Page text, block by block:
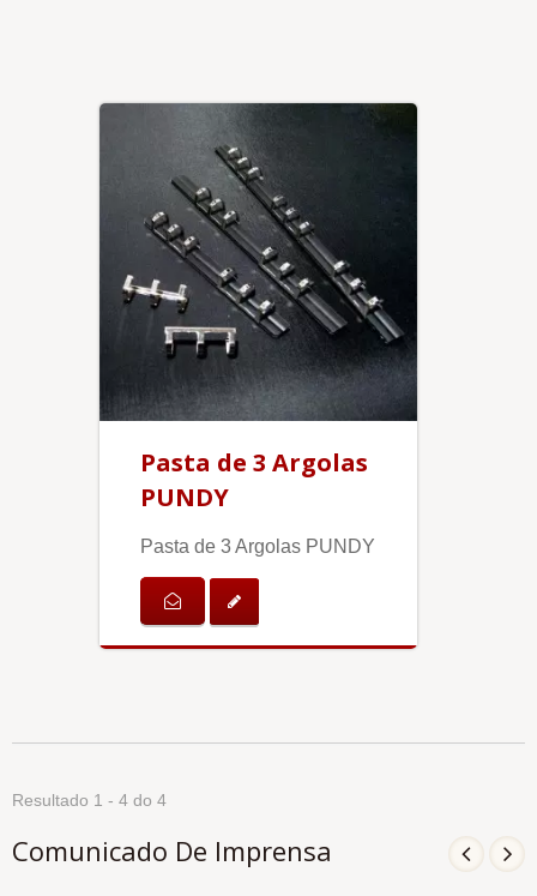
Pasta de 3 Argolas
PUNDY
Pasta de 3 Argolas PUNDY
Resultado 1 - 4 do 4
Comunicado De Imprensa